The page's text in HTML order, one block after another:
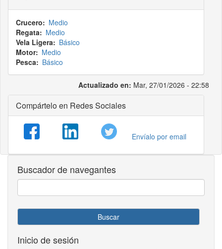
Crucero
Medio
Regata
Medio
Vela Ligera
Básico
Motor
Medio
Pesca
Básico
Actualizado en: Mar, 27/01/2026 - 22:58
Compártelo en Redes Sociales
Envíalo por email
Buscador de navegantes
Buscar
Inicio de sesión